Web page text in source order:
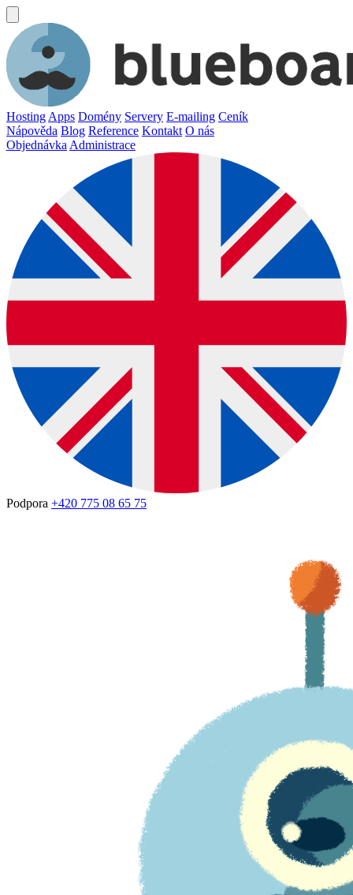
Hosting Apps Domény Servery E-mailing Ceník
Nápověda Blog Reference Kontakt O nás
Objednávka Administrace
Podpora +420 775 08 65 75